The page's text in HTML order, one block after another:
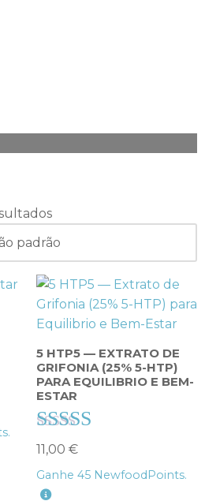
5 HTP5 — EXTRATO DE
GRIFONIA (25% 5-HTP)
PARA EQUILIBRIO E BEM-
ESTAR
Avaliação
5.00
de 5
11,00 €
Ganhe 45 NewfoodPoints.